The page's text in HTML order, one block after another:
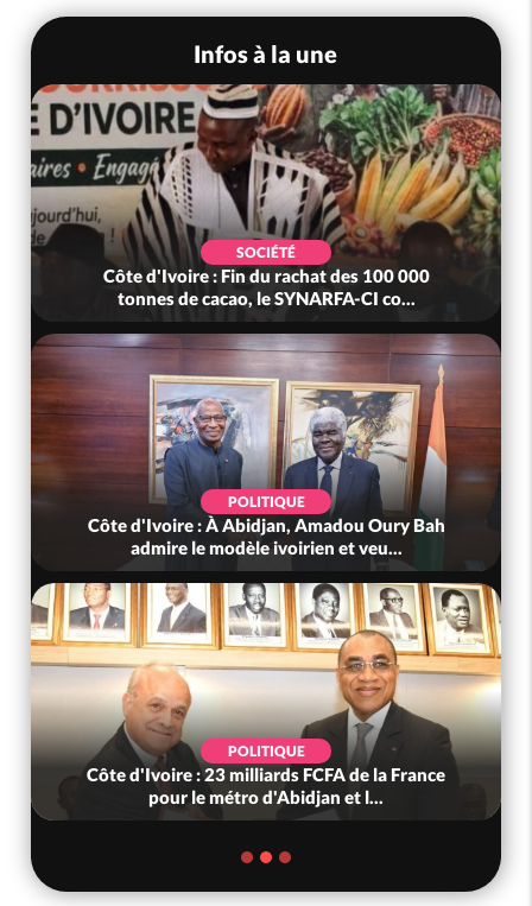
Infos à la une
SOCIÉTÉ
Côte d'Ivoire : Fin du rachat des 100 000
tonnes de cacao, le SYNARFA-CI co...
POLITIQUE
Côte d'Ivoire : À Abidjan, Amadou Oury Bah
admire le modèle ivoirien et veu...
POLITIQUE
Côte d'Ivoire : 23 milliards FCFA de la France
pour le métro d'Abidjan et l...